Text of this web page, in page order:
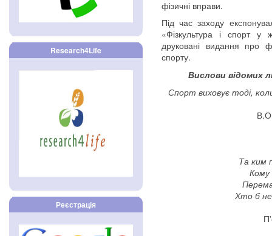
Research4Life
Реєстрація
фізичні вправи.
Під час заходу
«Фізкультура і спорт у
друковані видання про
спорту.
Вислови відомих
Спорт виховує тоді,
Та ким
Кому
Хто б